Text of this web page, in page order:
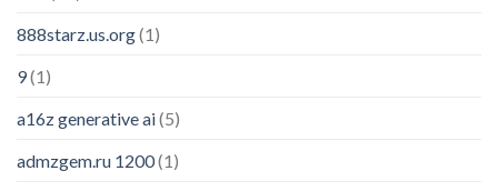
888starz.us.org(1)
9(1)
a16z generative ai(5)
admzgem.ru 1200(1)